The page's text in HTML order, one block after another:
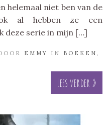
helemaal niet ben van de
al hebben ze een
deze serie in mijn […]
EMMY IN BOEKEN
Lees verder »